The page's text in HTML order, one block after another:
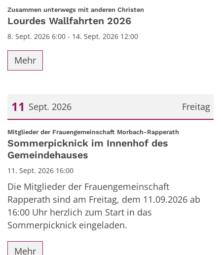
Datum: 8. September 2026
Zusammen unterwegs mit anderen Christen
Lourdes Wallfahrten 2026
8. Sept. 2026 6:00 - 14. Sept. 2026 12:00
Mehr
Freitag
11 Sept. 2026
Datum: 11. September 2026
Mitglieder der Frauengemeinschaft Morbach-Rapperath
Sommerpicknick im Innenhof des
Gemeindehauses
11. Sept. 2026 16:00
Die Mitglieder der Frauengemeinschaft
Rapperath sind am Freitag, dem 11.09.2026 ab
16:00 Uhr herzlich zum Start in das
Sommerpicknick eingeladen.
Mehr